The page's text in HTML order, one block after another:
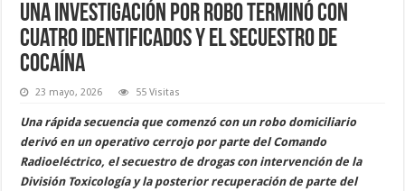
Una investigación por robo terminó con
cuatro identificados y el secuestro de
cocaína
23 mayo, 2026 55 Visitas
Una rápida secuencia que comenzó con un robo domiciliario
derivó en un operativo cerrojo por parte del Comando
Radioeléctrico, el secuestro de drogas con intervención de la
División Toxicología y la posterior recuperación de parte del